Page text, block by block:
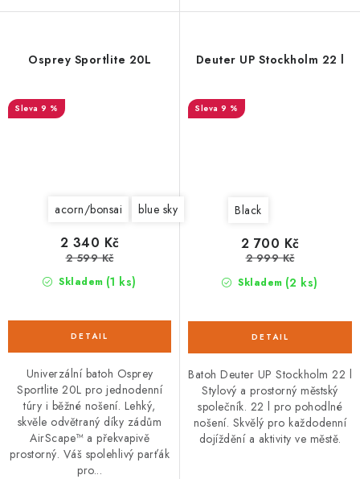
Osprey Sportlite 20L
9 %
acorn/bonsai blue sky
Skladem (1 ks)
2 340 Kč
2 599 Kč
Univerzální batoh Osprey
Sportlite 20L pro jednodenní
túry i běžné nošení. Lehký,
skvěle odvětraný díky zádům
AirScape™ a překvapivě
prostorný. Váš spolehlivý parťák
pro...
Deuter UP Stockholm 22 l
9 %
Black
Skladem (2 ks)
2 700 Kč
2 999 Kč
Batoh Deuter UP Stockholm 22 l
Stylový a prostorný městský
společník. 22 l pro pohodlné
nošení. Skvělý pro každodenní
dojíždění a aktivity ve městě.